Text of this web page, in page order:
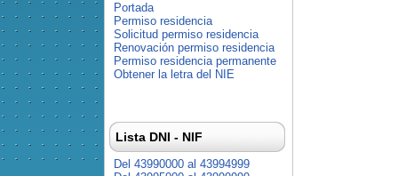
Portada
Permiso residencia
Solicitud permiso residencia
Renovación permiso residencia
Permiso residencia permanente
Obtener la letra del NIE
Lista DNI - NIF
Del 43990000 al 43994999